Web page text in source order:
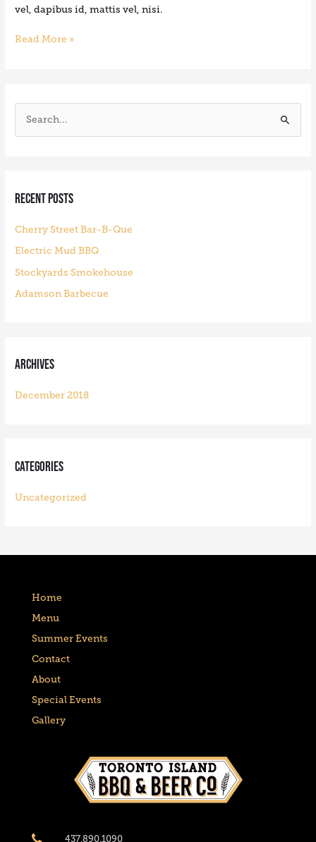
vel, dapibus id, mattis vel, nisi.
Read More »
c
o
r
:
Recent Posts
Cherry Street Bar-B-Que
Electric Mud BBQ
Stockyards Smokehouse
Adamson Barbecue
Archives
December 2018
Categories
Uncategorized
Home
Menu
Summer Events
Contact
About
Special Events
Gallery
437.890.1090